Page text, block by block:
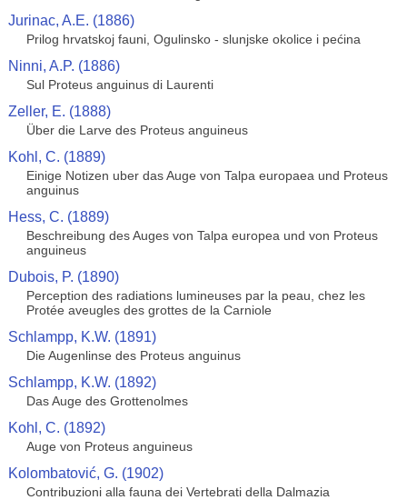
Jurinac, A.E. (1886)
Prilog hrvatskoj fauni, Ogulinsko - slunjske okolice i pećina
Ninni, A.P. (1886)
Sul Proteus anguinus di Laurenti
Zeller, E. (1888)
Über die Larve des Proteus anguineus
Kohl, C. (1889)
Einige Notizen uber das Auge von Talpa europaea und Proteus
anguinus
Hess, C. (1889)
Beschreibung des Auges von Talpa europea und von Proteus
anguineus
Dubois, P. (1890)
Perception des radiations lumineuses par la peau, chez les
Protée aveugles des grottes de la Carniole
Schlampp, K.W. (1891)
Die Augenlinse des Proteus anguinus
Schlampp, K.W. (1892)
Das Auge des Grottenolmes
Kohl, C. (1892)
Auge von Proteus anguineus
Kolombatović, G. (1902)
Contribuzioni alla fauna dei Vertebrati della Dalmazia